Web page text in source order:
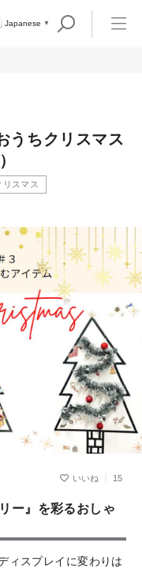
Japanese ▼
うちクリスマス
リスマス
15
ー』を彩るおしゃ
ィスプレイに変わりは